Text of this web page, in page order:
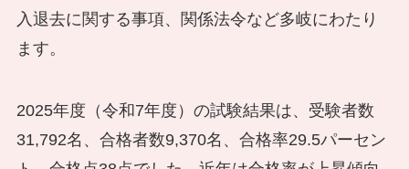
入退去に関する事項、関係法令など多岐にわたり
ます。
2025年度（令和7年度）の試験結果は、受験者数
31,792名、合格者数9,370名、合格率29.5パーセン